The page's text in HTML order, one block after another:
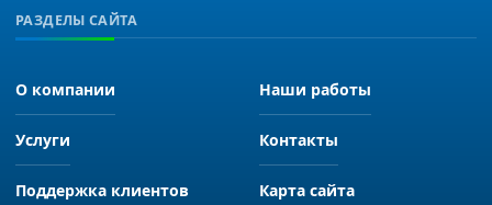
РАЗДЕЛЫ САЙТА
О компании Наши работы
Услуги Контакты
Поддержка клиентов Карта сайта